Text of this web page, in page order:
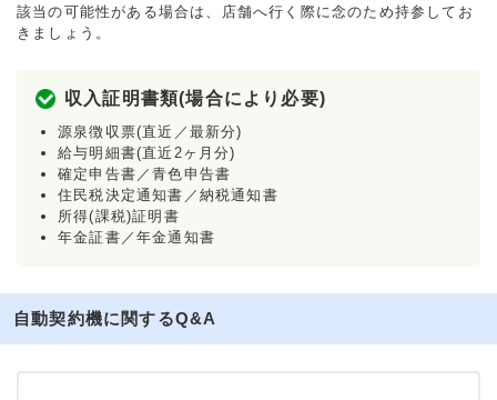
該当の可能性がある場合は、店舗へ行く際に念のため持参してお
きましょう。
収入証明書類(場合により必要)
源泉徴収票(直近／最新分)
給与明細書(直近2ヶ月分)
確定申告書／青色申告書
住民税決定通知書／納税通知書
所得(課税)証明書
年金証書／年金通知書
自動契約機に関するQ&A